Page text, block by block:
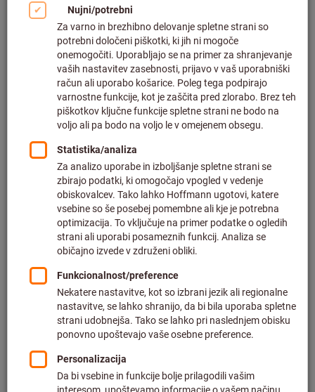
Kliknite za povečavo slike
Cena na 1 kos
plus DDV po trenutni stopnjiin strošek dostave